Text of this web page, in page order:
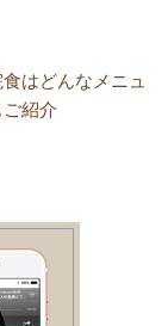
はどんなメニュ
紹介